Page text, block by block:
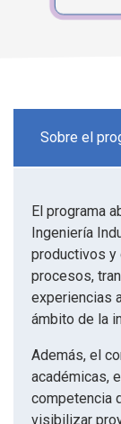
Sobre el
El programa
Ingeniería
productivos y
procesos,
experiencias
ámbito de la
Además, el
académicas,
competencia
visibilizar